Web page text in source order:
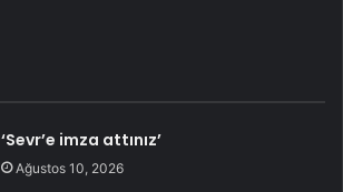
‘Sevr’e imza attınız’
Ağustos 10, 2026